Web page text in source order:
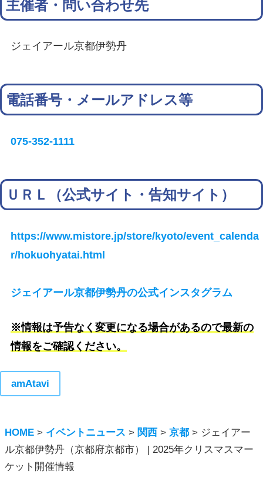
主催者・問い合わせ先
ジェイアール京都伊勢丹
電話番号・メールアドレス等
075-352-1111
ＵＲＬ（公式サイト・告知サイト）
https://www.mistore.jp/store/kyoto/event_calenda
r/hokuohyatai.html
ジェイアール京都伊勢丹の公式インスタグラム
※情報は予告なく変更になる場合があるので最新の
情報をご確認ください。
amAtavi
HOME > イベントニュース > 関西 >京都 > ジェイアー
ル京都伊勢丹（京都府京都市） | 2025年クリスマスマー
ケット開催情報